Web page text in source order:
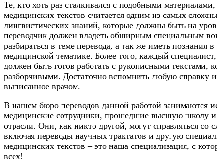
Те, кто хоть раз сталкивался с подобными
медицинских текстов считается одним из самых
лингвистических знаний, которые должны быть на
переводчик должен владеть обширным специальным
разбираться в теме перевода, а так же иметь познания
медицинской тематике. Более того, каждый
должен быть готов работать с рукописными текстами,
разборчивыми. Достаточно вспомнить любую справку
выписанное врачом.
В нашем бюро переводов данной работой занимаются
медицинские сотрудники, прошедшие высшую школу
отрасли. Они, как никто другой, могут справляться со
включая переводы научных трактатов и другую
медицинских текстов – это наша специализация, с
всех!